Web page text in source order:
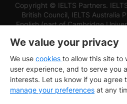
Copyright © IELTS Partners.
British Council, IELTS Australia
English (part of Cambridge
Các nhà đầu tư
Điều
We value your privacy
We use cookies to allow this site to
user experience, and to serve you
interests. Let us know if you agree
manage your preferences at any